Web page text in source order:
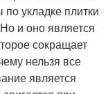
укладке плитки
и оно является
сокращает
нельзя все
является